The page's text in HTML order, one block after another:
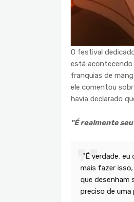
O festival
está acontecendo
franquias de
ele comentou
havia declarado
"É realmente
"É verdade, eu
mais fazer
que desenham
preciso de uma